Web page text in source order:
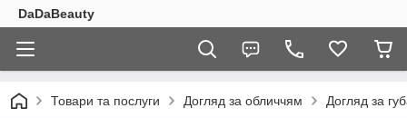
DaDaBeauty
Товари та послуги Догляд за обличчям Догляд за